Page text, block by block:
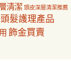
清潔 頭皮深層清潔推薦
頭髮護理產品
飾金買賣